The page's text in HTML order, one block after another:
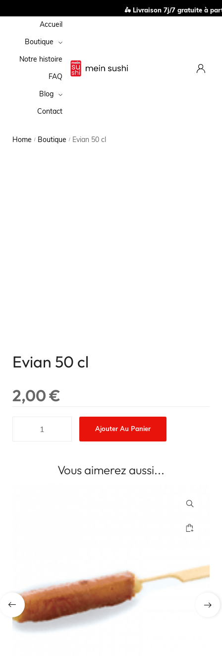
🛵 Livraison 7j/7 gratuite à
Accueil
Boutique
Notre histoire
FAQ
Blog
Contact
Home / Boutique / Evian 50 cl
Evian 50 cl
2,00€
Ajouter Au Panier
Vous aimerez aussi...